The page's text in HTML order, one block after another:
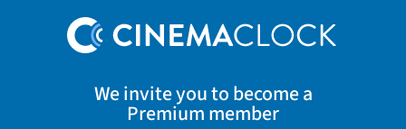
We invite you to become a
Premium member